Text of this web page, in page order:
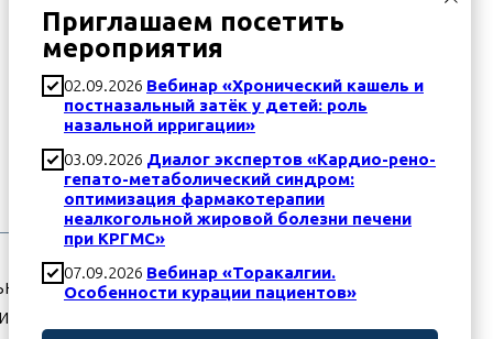
предварительная электронная
контроль после завершения
Приглашаем посетить
мероприятия
02.09.2026 Вебинар «Хронический кашель и
постназальный затёк у детей: роль
назальной ирригации»
03.09.2026 Диалог экспертов «Кардио-рено-
гепато-метаболический синдром:
оптимизация фармакотерапии
неалкогольной жировой болезни печени
при КРГМС»
07.09.2026 Вебинар «Торакалгии.
Особенности курации пациентов»